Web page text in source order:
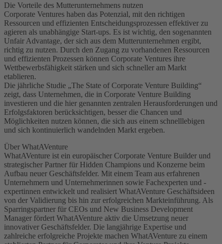
Die Vorteile des Mutterunternehmens nutzen
Corporate Ventures haben das Potenzial, mit den richtigen
Ressourcen und effizienten Entscheidungsprozessen effektiver zu
agieren als unabhängige Start-ups. Es ist wichtig, den sogenannten
Unfair Advantage, der sich aus dem Mutterunternehmen ergibt,
richtig zu nutzen. Durch den Zugang zu vorhandenen Ressourcen
und effizienten Prozessen können Corporate Ventures ihre
Wettbewerbsfähigkeit stärken und sich schneller am Markt
etablieren.
Die jährliche Studie „The State of Corporate Venture Building“
zeigt, dass Unternehmen, die in Corporate Venture Building
investieren und die hier genannten zentralen Herausforderungen und
Erfolgsfaktoren berücksichtigen, besser die Chancen und
Möglichkeiten nutzen können, die sich aus einem schnelllebigen
und sich kontinuierlich wandelnden Markt ergeben.
Über WhatAVenture
WhatAVenture ist ein europäischer Corporate Venture Builder und
strategischer Partner für Hidden Champions und Konzerne beim
Aufbau neuer Geschäftsfelder. Mit einem Team aus erfahrenen
Unternehmern und Unternehmerinnen sowie Fachexperten und -
expertinnen entwickelt und realisiert WhatAVenture Geschäftsideen
von der Validierung bis hin zur erfolgreichen Markteinführung. Als
Sparringspartner für CEOs und New Business Development
Manager fördert WhatAVenture aktiv die Umsetzung neuer
innovativer Geschäftsfelder. Die langjährige Expertise und
zahlreiche erfolgreiche Projekte machen WhatAVenture zu einem